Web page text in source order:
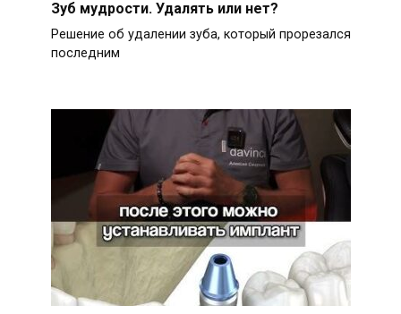
Зуб мудрости. Удалять или нет?
Решение об удалении зуба, который прорезался
последним